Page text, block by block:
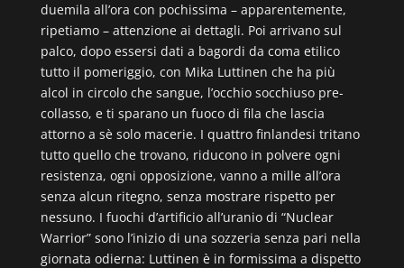
duemila all’ora con pochissima – apparentemente,
ripetiamo – attenzione ai dettagli. Poi arrivano sul
palco, dopo essersi dati a bagordi da coma etilico
tutto il pomeriggio, con Mika Luttinen che ha più
alcol in circolo che sangue, l’occhio socchiuso pre-
collasso, e ti sparano un fuoco di fila che lascia
attorno a sè solo macerie. I quattro finlandesi tritano
tutto quello che trovano, riducono in polvere ogni
resistenza, ogni opposizione, vanno a mille all’ora
senza alcun ritegno, senza mostrare rispetto per
nessuno. I fuochi d’artificio all’uranio di “Nuclear
Warrior” sono l’inizio di una sozzeria senza pari nella
giornata odierna: Luttinen è in formissima a dispetto